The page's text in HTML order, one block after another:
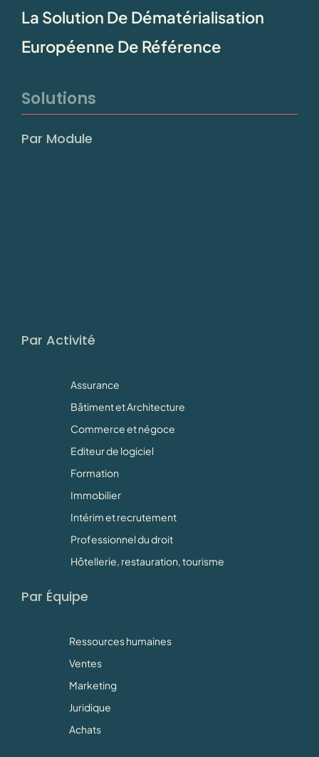
La Solution De Dématérialisation
Européenne De Référence
Solutions
Par Module
Par Activité
Assurance
Bâtiment et Architecture
Commerce et négoce
Editeur de logiciel
Formation
Immobilier
Intérim et recrutement
Professionnel du droit
Hôtellerie, restauration, tourisme
Par Équipe
Ressources humaines
Ventes
Marketing
Juridique
Achats